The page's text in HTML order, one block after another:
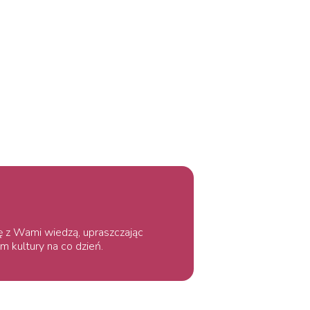
Wami wiedzą, upraszczając
kultury na co dzień.